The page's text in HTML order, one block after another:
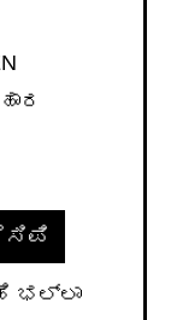
ಭಲ್ಲಾ